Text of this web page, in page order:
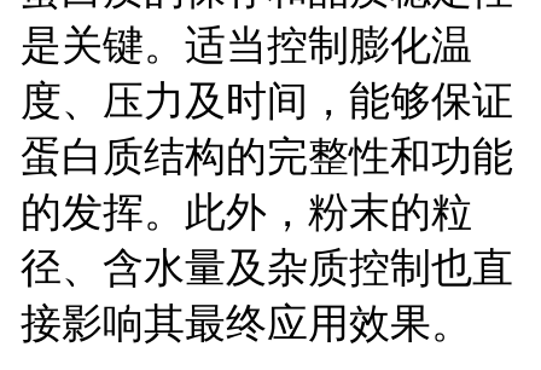
是关键。适当控制膨化温
度、压力及时间，能够保证
蛋白质结构的完整性和功能
的发挥。此外，粉末的粒
径、含水量及杂质控制也直
接影响其最终应用效果。